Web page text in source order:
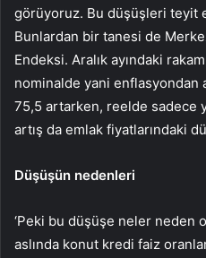
görüyoruz. Bu düşüşleri teyit
Bunlardan bir tanesi de
Endeksi. Aralık ayındaki
nominalde yani enflasyondan
75,5 artarken, reelde sadece
artış da emlak fiyatlarındaki
Düşüşün nedenleri
‘Peki bu düşüşe neler neden
aslında konut kredi faiz